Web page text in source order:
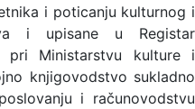
i poticanju kulturnog i
i upisane u Registar
pri Ministarstvu kulture i
knjigovodstvo sukladno
i računovodstvu